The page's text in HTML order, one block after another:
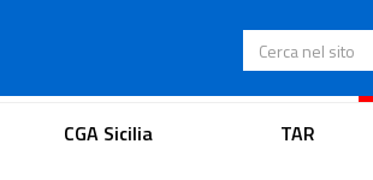
Cerca nel sito
Portale dell'avvocato
CGA Sicilia TAR